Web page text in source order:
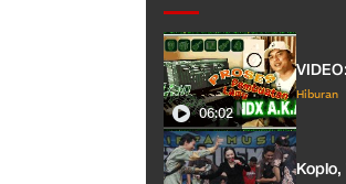
06:02
Hiburan